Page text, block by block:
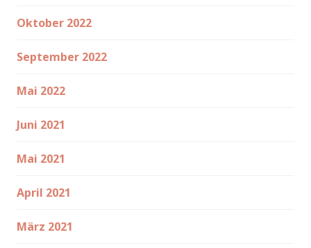
Oktober 2022
September 2022
Mai 2022
Juni 2021
Mai 2021
April 2021
März 2021